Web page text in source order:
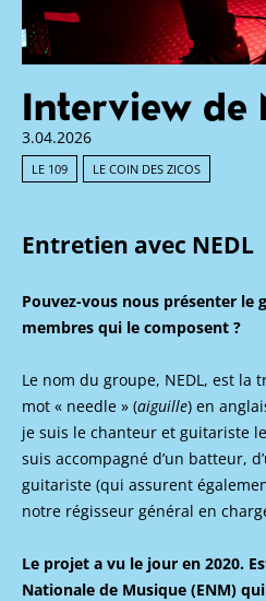
Interview de
3.04.2026
LE 109 LE COIN DES ZICOS
Entretien avec NEDL
Pouvez-vous nous présenter le
membres qui le composent ?
Le nom du groupe, NEDL, est
mot « needle » (aiguille) en
je suis le chanteur et guitariste
suis accompagné d’un batteur,
guitariste (qui assurent
notre régisseur général en
Le projet a vu le jour en 2020.
Nationale de Musique (ENM)